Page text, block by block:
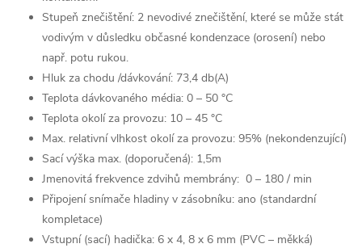
Stupeň znečištění: 2 nevodivé znečištění, které se může stát
vodivým v důsledku občasné kondenzace (orosení) nebo
např. potu rukou.
Hluk za chodu /dávkování: 73,4 db(A)
Teplota dávkovaného média: 0 – 50 °C
Teplota okolí za provozu: 10 – 45 °C
Max. relativní vlhkost okolí za provozu: 95% (nekondenzující)
Sací výška max. (doporučená): 1,5m
Jmenovitá frekvence zdvihů membrány: 0 – 180 / min
Připojení snímače hladiny v zásobníku: ano (standardní
kompletace)
Vstupní (sací) hadička: 6 x 4, 8 x 6 mm (PVC – měkká)